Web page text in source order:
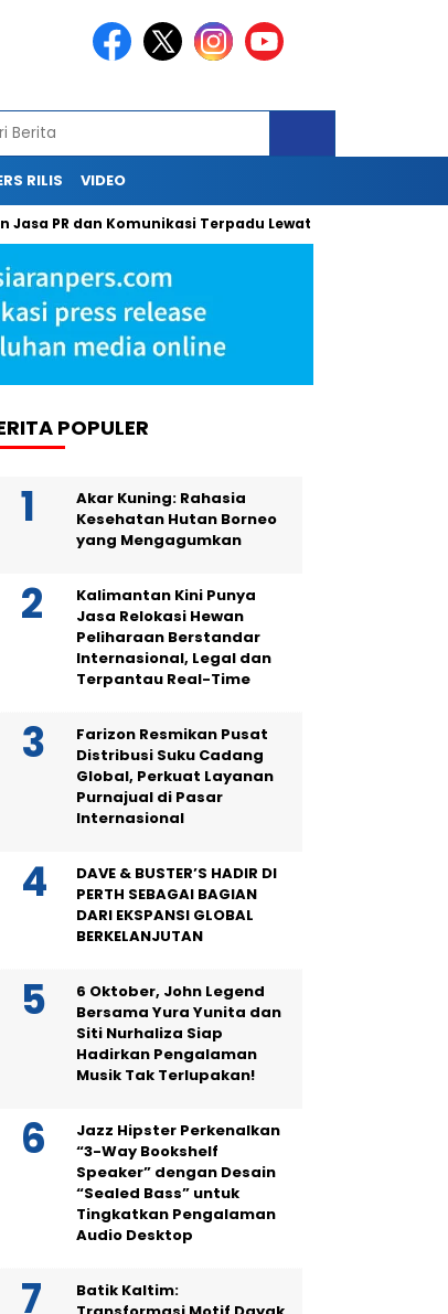
RILIS VIDEO
dan Komunikasi Terpadu Lewat Press Release,
POPULER
Akar Kuning: Rahasia
Kesehatan Hutan Borneo
yang Mengagumkan
Kalimantan Kini Punya
Jasa Relokasi Hewan
Peliharaan Berstandar
Internasional, Legal dan
Terpantau Real-Time
Farizon Resmikan Pusat
Distribusi Suku Cadang
Global, Perkuat Layanan
Purnajual di Pasar
Internasional
DAVE & BUSTER’S HADIR DI
PERTH SEBAGAI BAGIAN
DARI EKSPANSI GLOBAL
BERKELANJUTAN
6 Oktober, John Legend
Bersama Yura Yunita dan
Siti Nurhaliza Siap
Hadirkan Pengalaman
Musik Tak Terlupakan!
Jazz Hipster Perkenalkan
“3-Way Bookshelf
Speaker” dengan Desain
“Sealed Bass” untuk
Tingkatkan Pengalaman
Audio Desktop
Batik Kaltim: